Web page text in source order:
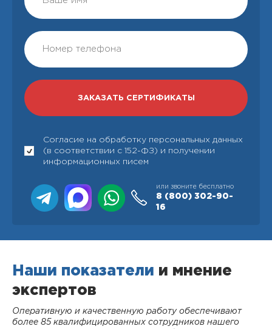
Согласие на обработку персональных данных
(в соответствии с 152-ФЗ) и получении
информационных писем
или звоните бесплатно
8 (800) 302-90-
16
Наши показатели и мнение
экспертов
Оперативную и качественную работу обеспечивают
более 85 квалифицированных сотрудников нашего